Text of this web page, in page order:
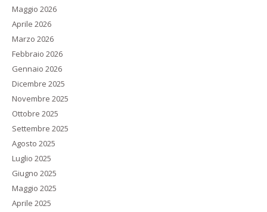
Maggio 2026
Aprile 2026
Marzo 2026
Febbraio 2026
Gennaio 2026
Dicembre 2025
Novembre 2025
Ottobre 2025
Settembre 2025
Agosto 2025
Luglio 2025
Giugno 2025
Maggio 2025
Aprile 2025